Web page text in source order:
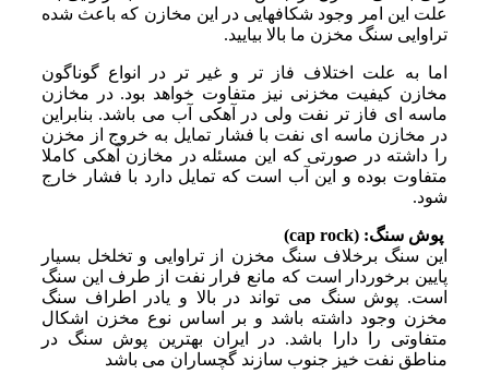
علت این امر وجود شکافهایی در این مخازن که باعث شده
تراوایی سنگ مخزن ما بالا بیایید.
اما به علت اختلاف فاز تر و غیر تر در انواع گوناگون
مخازن کیفیت مخزنی نیز متفاوت خواهد بود. در مخازن
ماسه ای فاز تر نفت ولی در آهکی آب می باشد. بنابراین
در مخازن ماسه ای نفت با فشار تمایل به خروج از مخزن
را داشته در صورتی که این مسئله در مخازن آهکی کاملا
متفاوت بوده و این آب است که تمایل دارد با فشار خارج
شود.
پوش سنگ: (cap rock)
این سنگ برخلاف سنگ مخزن از تراوایی و تخلخل بسیار
پایین برخوردار است که مانع فرار نفت از طرف این سنگ
است. پوش سنگ می تواند در بالا و یادر اطراف سنگ
مخزن وجود داشته باشد و بر اساس نوع مخزن اشکال
متفاوتی را دارا باشد. در ایران بهترین پوش سنگ در
مناطق نفت خیز جنوب سازند گچساران می باشد